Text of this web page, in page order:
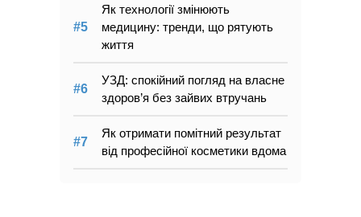
Як технології змінюють
медицину: тренди, що рятують
життя
УЗД: спокійний погляд на власне
здоров’я без зайвих втручань
Як отримати помітний результат
від професійної косметики вдома